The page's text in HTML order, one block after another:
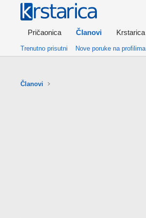
Pričaonica Članovi Krstarica
Trenutno prisutni Nove poruke na profilima
Članovi